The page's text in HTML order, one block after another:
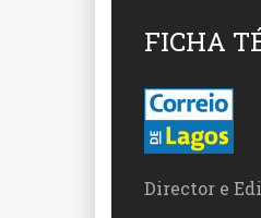
FICHA
Director e